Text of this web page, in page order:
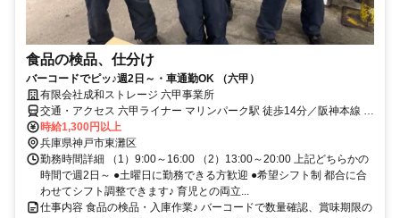
食品の検品、仕分け
バーコードでピッ♪週2日～・車通勤OK （六甲）
有限会社成和ストレージ 六甲事業所
交通・アクセス 六甲ライナー マリンパーク駅 徒歩14分／阪神本線 魚
崎駅 車12分／東海道本線 住吉駅 車15分
時給1,300円以上
兵庫県神戸市東灘区
勤務時間詳細 （1）9:00～16:00 （2）13:00～20:00 上記どちらかの
時間で週2日～ ●土曜日に勤務できる方歓迎 ●希望シフト制 都合に合
わせてシフト調整できます♪ 育児との両立...
仕事内容 食品の検品・入庫作業♪ バーコードで数量確認、賞味期限の